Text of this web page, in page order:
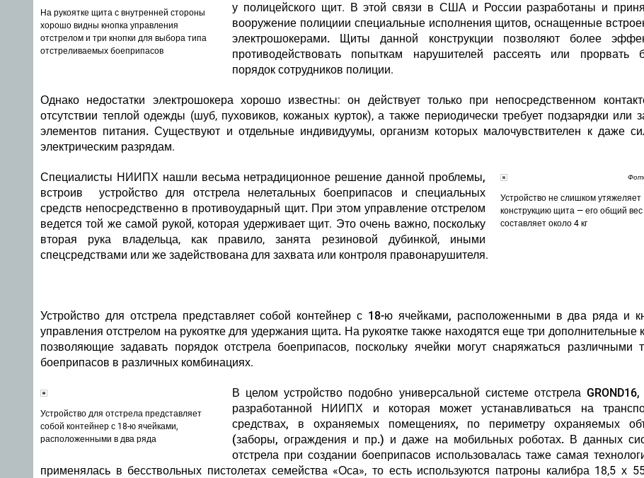
На рукоятке щита с внутренней стороны
хорошо видны кнопка управления
отстрелом и три кнопки для выбора типа
отстреливаемых боеприпасов
у полицейского щит. В этой связи в США и России разработаны и
вооружение полициии специальные исполнения щитов, оснащенные
электрошокерами. Щиты данной конструкции позволяют более
противодействовать попыткам нарушителей рассеять или прорвать
порядок сотрудников полиции.
Однако недостатки электрошокера хорошо известны: он действует только при непосредственном
отсутствии теплой одежды (шуб, пуховиков, кожаных курток), а также периодически требует подзарядки или
элементов питания. Существуют и отдельные индивидуумы, организм которых малочувствителен к даже
электрическим разрядам.
Устройство не слишком утяжеляет
конструкцию щита — его общий вес
составляет около 4 кг
Специалисты НИИПХ нашли весьма нетрадиционное решение данной проблемы,
встроив устройство для отстрела нелетальных боеприпасов и специальных
средств непосредственно в противоударный щит.При этом управление отстрелом
ведется той же самой рукой, которая удерживает щит. Это очень важно, поскольку
вторая рука владельца, как правило, занята резиновой дубинкой, иными
спецсредствами или же задействована для захвата или контроля правонарушителя.
Устройство для отстрела представляет собой контейнер с 18-ю ячейками, расположенными в два ряда и
управления отстрелом на рукоятке для удержания щита. На рукоятке также находятся еще три дополнительные
позволяющие задавать порядок отстрела боеприпасов, поскольку ячейки могут снаряжаться различными
боеприпасов в различных комбинациях.
Устройство для отстрела представляет
собой контейнер с 18-ю ячейками,
расположенными в два ряда
В целом устройство подобно универсальной системе отстрела
разработанной НИИПХ и которая может устанавливаться на
средствах, в охраняемых помещениях, по периметру охраняемых
(заборы, ограждения и пр.) и даже на мобильных роботах.В данных
отстрела при создании боеприпасов использовалась таже самая
применялась в бесствольных пистолетах семейства «Оса», то есть используются патроны калибра 18,5 х